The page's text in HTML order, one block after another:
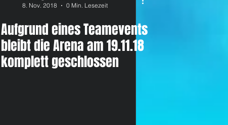
8. Nov. 2018
0 Min. Lesezeit
Aufgrund eines Teamevents
bleibt die Arena am 19.11.18
komplett geschlossen